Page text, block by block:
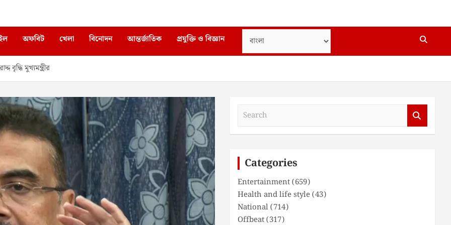
অফবিট খেলা বিনোদন আন্তর্জাতিক প্রযুক্তি ও বিজ্ঞান
বৃদ্ধি মুখ্যমন্ত্রীর
Categories
Entertainment(659)
Health and life style(43)
National(714)
Offbeat(317)